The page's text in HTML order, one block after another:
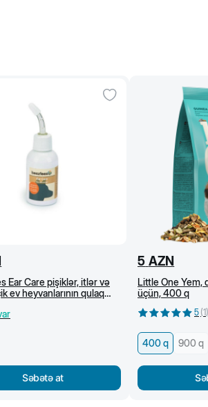
Ear Care pişiklər, itlər və
ev heyvanlarının qulaq
Səbətə at
5 AZN
Little One Yem,
üçün, 400 q
5 (1)
400 q 900 q